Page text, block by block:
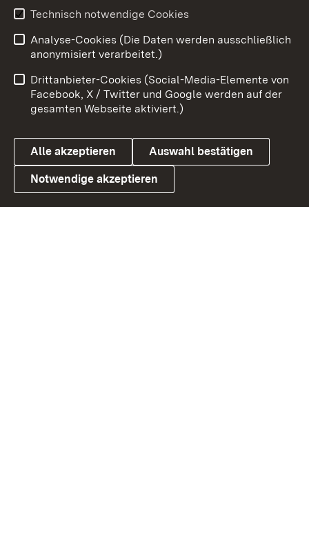
Youtube
Link zum Landesportal
Benutzungshinweise
Barrierefreiheit
Datenschutz
Cookies
Technisch notwendige Cookies
Analyse-Cookies (Die Daten werden ausschließlich
anonymisiert verarbeitet.)
Drittanbieter-Cookies (Social-Media-Elemente von
Facebook, X / Twitter und Google werden auf der
gesamten Webseite aktiviert.)
Alle akzeptieren Auswahl bestätigen
Notwendige akzeptieren